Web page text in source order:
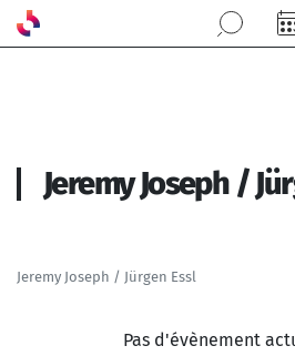
Aller au contenu principal
Jeremy Joseph /
Jeremy Joseph / Jürgen Essl
Pas d'évènement